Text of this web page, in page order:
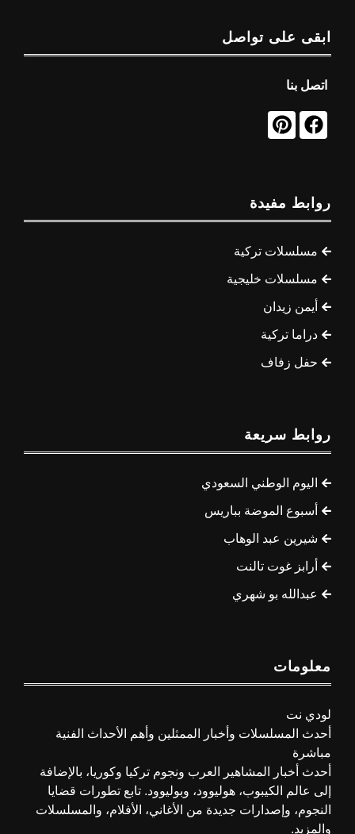
ابقى على تواصل
اتصل بنا
روابط مفيدة
مسلسلات تركية
مسلسلات خليجية
أيمن زيدان
دراما تركية
حفل زفاف
روابط سريعة
اليوم الوطني السعودي
أسبوع الموضة بباريس
شيرين عبد الوهاب
أرابز غوت تالنت
عبدالله بو شهري
معلومات
لودي نت
أحدث المسلسلات وأخبار الممثلين وأهم الأحداث الفنية
مباشرة
أحدث أخبار المشاهير العرب ونجوم تركيا وكوريا، بالإضافة
إلى عالم الكيبوب، هوليوود، وبوليوود. تابع تطورات قضايا
النجوم، وإصدارات جديدة من الأغاني، الأفلام، والمسلسلات
والمزيد.